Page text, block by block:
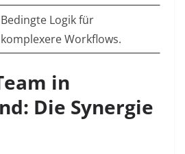
Bedingte Logik für
komplexere Workflows.
in
Die Synergie